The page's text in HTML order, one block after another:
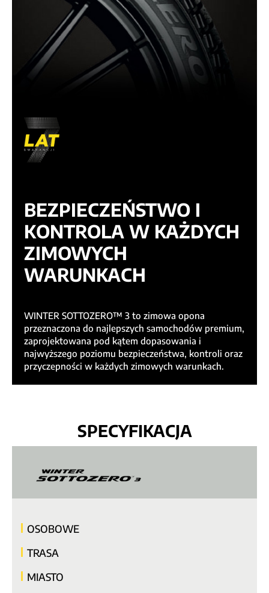
BEZPIECZEŃSTWO I
KONTROLA W KAŻDYCH
ZIMOWYCH
WARUNKACH
WINTER SOTTOZERO™ 3 to zimowa opona
przeznaczona do najlepszych samochodów premium,
zaprojektowana pod kątem dopasowania i
najwyższego poziomu bezpieczeństwa, kontroli oraz
przyczepności w każdych zimowych warunkach.
SPECYFIKACJA
OSOBOWE
TRASA
MIASTO